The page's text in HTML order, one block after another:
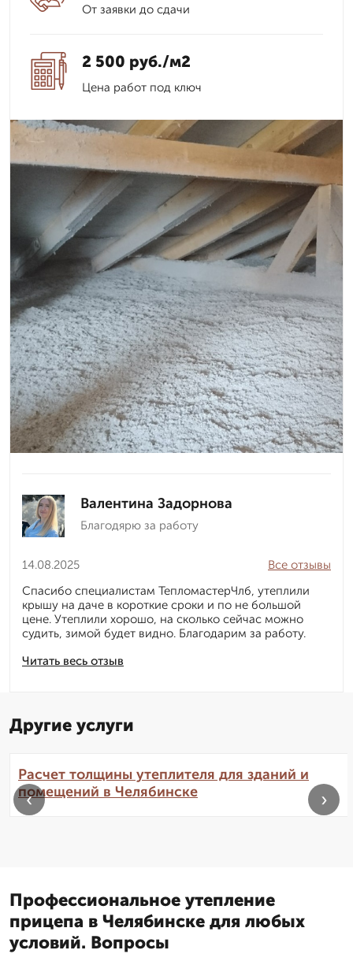
От заявки до сдачи
2 500 руб./м2
Цена работ под ключ
Валентина Задорнова
Благодярю за работу
14.08.2025
Читать весь отзыв
Все отзывы
Спасибо специалистам ТепломастерЧлб, утеплили
крышу на даче в короткие сроки и по не большой
цене. Утеплили хорошо, на сколько сейчас можно
судить, зимой будет видно. Благодарим за работу.
Другие услуги
Расчет толщины утеплителя для зданий и
помещений в Челябинске
‹ ›
Профессиональное утепление
прицепа в Челябинске для любых
условий. Вопросы